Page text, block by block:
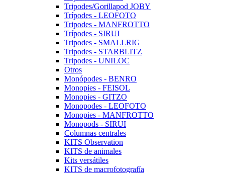
Tripodes/Gorillapod JOBY
Trípodes - LEOFOTO
Tripodes - MANFROTTO
Trípodes - SIRUI
Tripodes - SMALLRIG
Tripodes - STARBLITZ
Tripodes - UNILOC
Otros
Monópodes - BENRO
Monopies - FEISOL
Monopies - GITZO
Monopodes - LEOFOTO
Monopies - MANFROTTO
Monopods - SIRUI
Columnas centrales
KITS Observation
KITS de animales
Kits versátiles
KITS de macrofotografía